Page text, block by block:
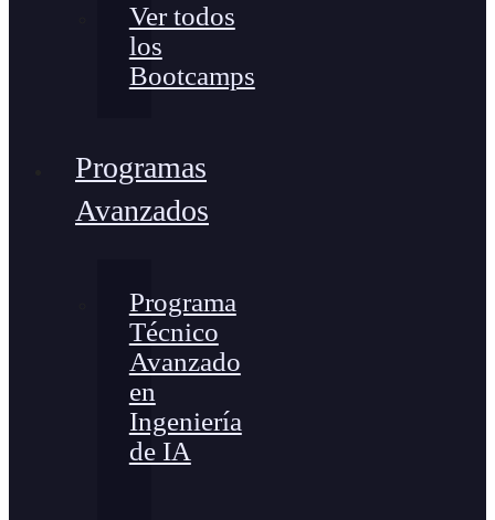
Ver todos
los
Bootcamps
Programas
Avanzados
Programa
Técnico
Avanzado
en
Ingeniería
de IA